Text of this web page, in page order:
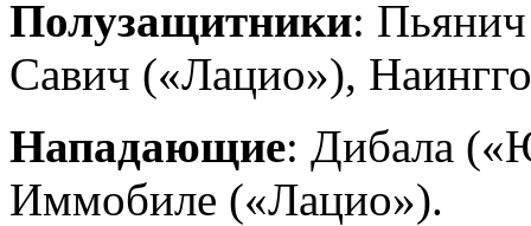
Полузащитники:
Савич («Лацио»),
Нападающие: Дибала
Иммобиле («Лацио»).